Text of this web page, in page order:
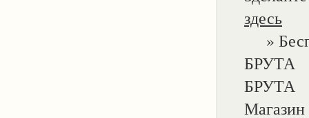
здесь
»
БРУТА
БРУТА